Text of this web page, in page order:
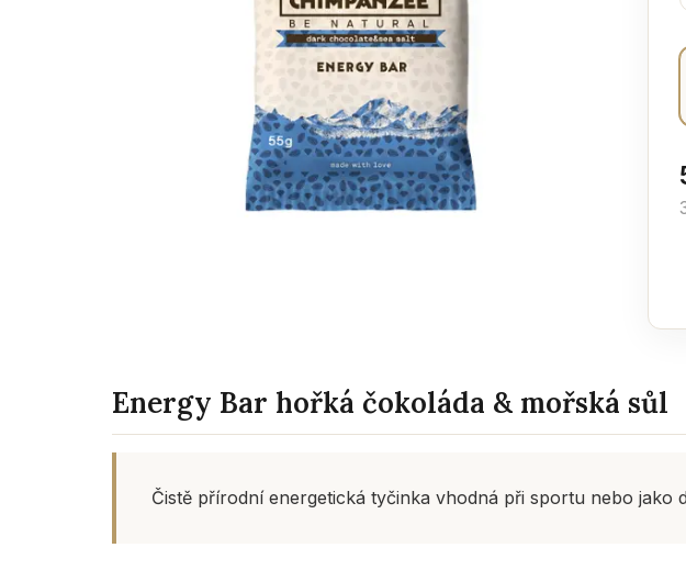
Energy Bar hořká čokoláda & mořská sůl
Čistě přírodní energetická tyčinka vhodná při sportu nebo